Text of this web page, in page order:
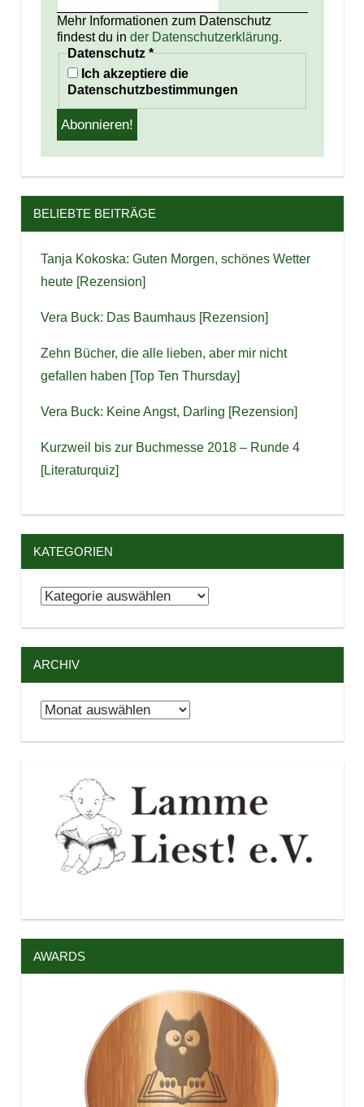
Mehr Informationen zum Datenschutz
findest du in der Datenschutzerklärung.
Datenschutz *
Ich akzeptiere die
Datenschutzbestimmungen
BELIEBTE BEITRÄGE
Tanja Kokoska: Guten Morgen, schönes Wetter
heute [Rezension]
Vera Buck: Das Baumhaus [Rezension]
Zehn Bücher, die alle lieben, aber mir nicht
gefallen haben [Top Ten Thursday]
Vera Buck: Keine Angst, Darling [Rezension]
Kurzweil bis zur Buchmesse 2018 – Runde 4
[Literaturquiz]
KATEGORIEN
Kategorien
ARCHIV
Archiv
AWARDS